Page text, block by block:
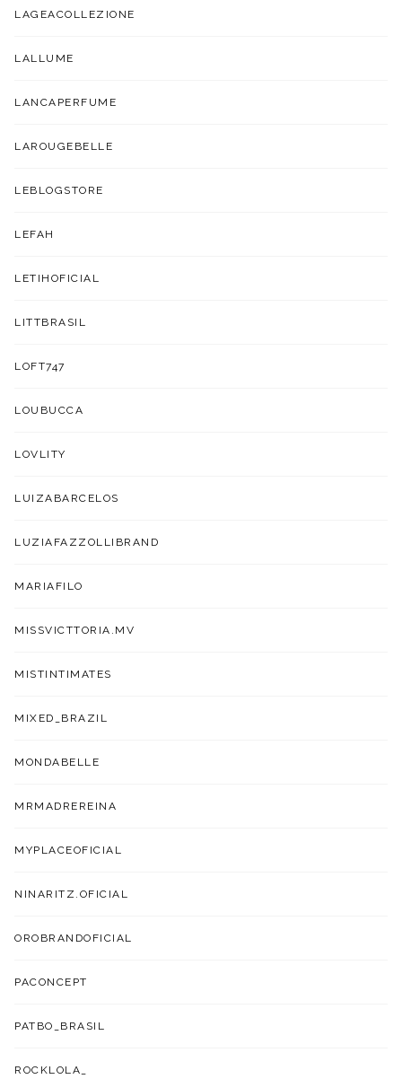
LAGEACOLLEZIONE
LALLUME
LANCAPERFUME
LAROUGEBELLE
LEBLOGSTORE
LEFAH
LETIHOFICIAL
LITTBRASIL
LOFT747
LOUBUCCA
LOVLITY
LUIZABARCELOS
LUZIAFAZZOLLIBRAND
MARIAFILO
MISSVICTTORIA.MV
MISTINTIMATES
MIXED_BRAZIL
MONDABELLE
MRMADREREINA
MYPLACEOFICIAL
NINARITZ.OFICIAL
OROBRANDOFICIAL
PACONCEPT
PATBO_BRASIL
ROCKLOLA_